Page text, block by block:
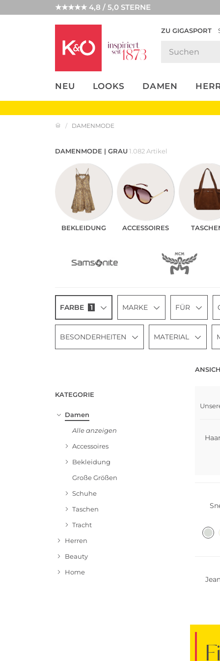
★★★★★ 4,8 / 5,0 STERNE
ZU GIGASPORT
NEU LOOKS DAMEN
UNSERE APP
CLICK &
DAMENMODE
DAMENMODE | GRAU 1.082 Artikel
BEKLEIDUNG ACCE­SSOIRES
FARBE 1 MARKE FÜR
BESONDERHEITEN MATERIAL
KATEGORIE
Damen
Alle anzeigen
Accessoires
Bekleidung
Große Größen
Schuhe
Taschen
Tracht
Herren
Beauty
Home